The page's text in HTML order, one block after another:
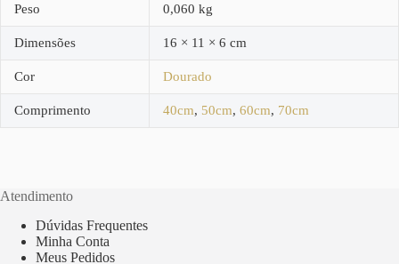
Peso 0,060 kg
Dimensões 16 × 11 × 6 cm
Cor Dourado
Comprimento 40cm, 50cm, 60cm, 70cm
Atendimento
Dúvidas Frequentes
Minha Conta
Meus Pedidos